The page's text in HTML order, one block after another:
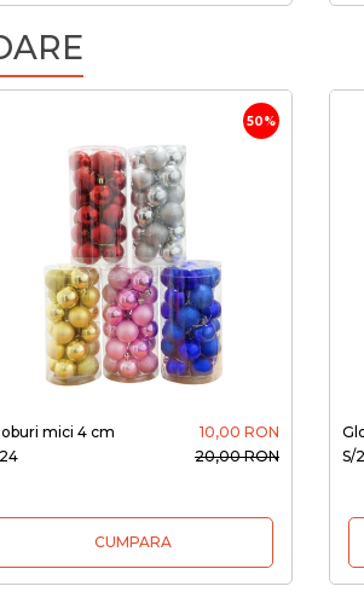
50%
mici 4 cm
10,00 RON
20,00 RON
CUMPARA
S/